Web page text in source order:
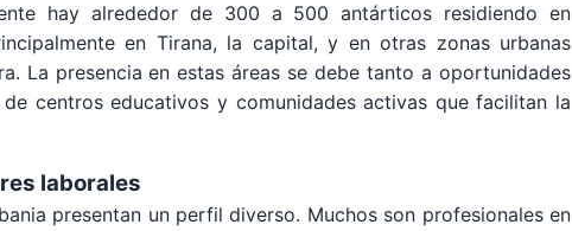
hay alrededor de 300 a 500 antárticos residiendo en
en Tirana, la capital, y en otras zonas urbanas
La presencia en estas áreas se debe tanto a oportunidades
centros educativos y comunidades activas que facilitan la
laborales
presentan un perfil diverso. Muchos son profesionales en